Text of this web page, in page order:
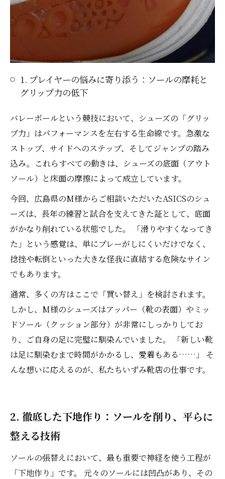
1. プレイヤーの悩みに寄り添う：ソールの摩耗と
グリップ力の低下
バレーボールという競技において、シューズの「グリッ
プ力」はパフォーマンスを左右する生命線です。急激な
ストップ、サイドへのステップ、そしてジャンプの踏み
込み。これらすべての動きは、シューズの底面（アウト
ソール）と床面の摩擦によって成立しています。
今回、広島県のM様からご相談いただいたASICSのシュ
ーズは、長年の練習と試合を支えてきた証として、底面
がかなり削れている状態でした。 「滑りやすくなってき
た」という感覚は、単にプレーがしにくいだけでなく、
捻挫や転倒といった大きな怪我に直結する危険なサイン
でもあります。
通常、多くの方はここで「買い替え」を検討されます。
しかし、M様のシューズはアッパー（靴の表面）やミッ
ドソール（クッション部分）が非常にしっかりしてお
り、ご自身の足に完璧に馴染んでいました。 「新しい靴
は足に馴染むまで時間がかかるし、愛着もある……」 そ
んな想いに応えるのが、私たちいずみ靴店の仕事です。
2. 徹底した下地作り：ソールを削り、平らに
整える技術
ソールの張替えにおいて、最も重要で神経を使う工程が
「下地作り」です。 元々のソールには凹凸があり、その